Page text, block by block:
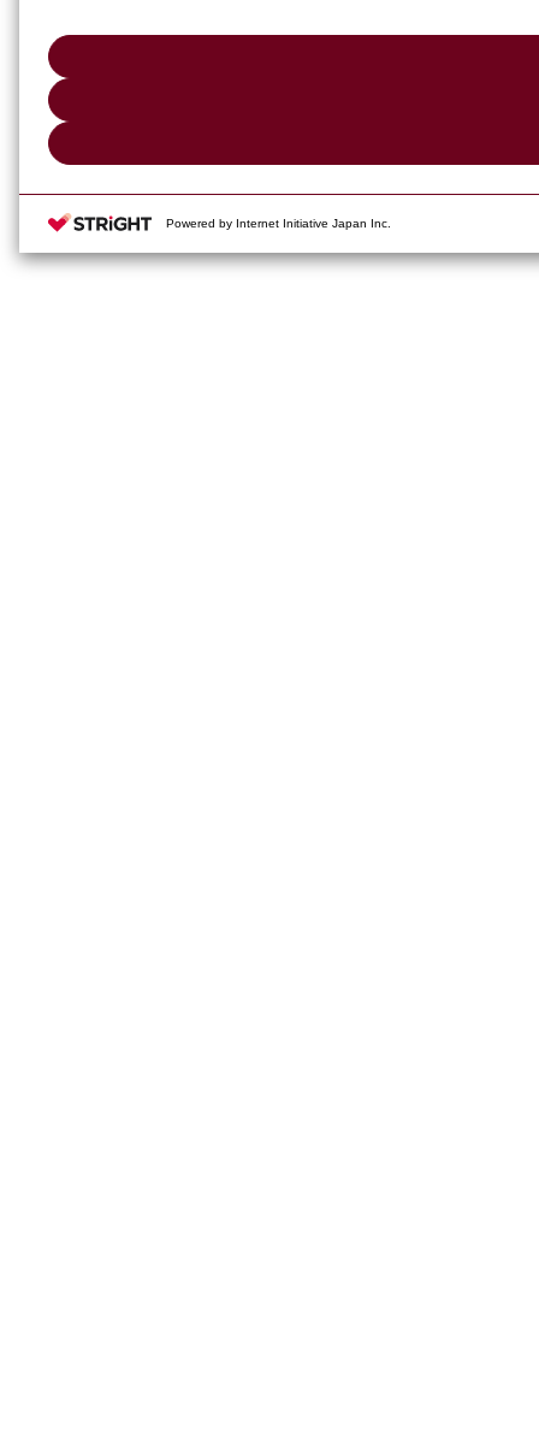
Powered by Internet Initiative Japan Inc.